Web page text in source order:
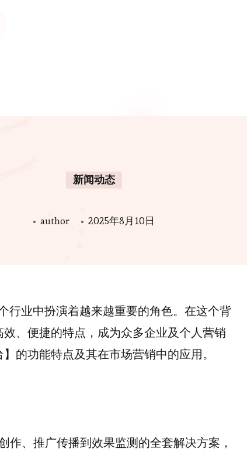
新闻动态
author 2025年8月10日
行业中扮演着越来越重要的角色。在这个背
、便捷的特点，成为众多企业及个人营销
的功能特点及其在市场营销中的应用。
作、推广传播到效果监测的全套解决方案，